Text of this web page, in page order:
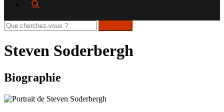
Rechercher
sur
site
Steven Soderbergh
Biographie